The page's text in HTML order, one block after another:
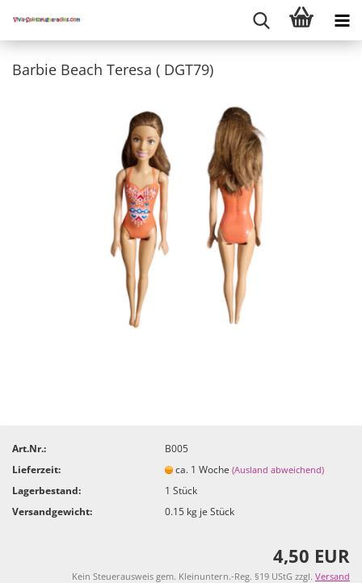
Barbie Beach Teresa ( DGT79)
Art.Nr.:
B005
Lieferzeit:
ca. 1 Woche(Ausland abweichend)
Lagerbestand: 1Stück
Versandgewicht:
0.15 kg je Stück
4,50 EUR
Kein Steuerausweis gem. Kleinuntern.-Reg. §19 UStG zzgl. Versand